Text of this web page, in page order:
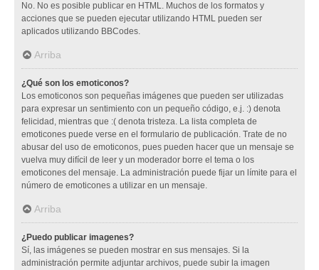
No. No es posible publicar en HTML. Muchos de los formatos y
acciones que se pueden ejecutar utilizando HTML pueden ser
aplicados utilizando BBCodes.
Arriba
¿Qué son los emoticonos?
Los emoticonos son pequeñas imágenes que pueden ser utilizadas
para expresar un sentimiento con un pequeño código, e.j. :) denota
felicidad, mientras que :( denota tristeza. La lista completa de
emoticones puede verse en el formulario de publicación. Trate de no
abusar del uso de emoticonos, pues pueden hacer que un mensaje se
vuelva muy difícil de leer y un moderador borre el tema o los
emoticones del mensaje. La administración puede fijar un límite para el
número de emoticones a utilizar en un mensaje.
Arriba
¿Puedo publicar imagenes?
Sí, las imágenes se pueden mostrar en sus mensajes. Si la
administración permite adjuntar archivos, puede subir la imagen